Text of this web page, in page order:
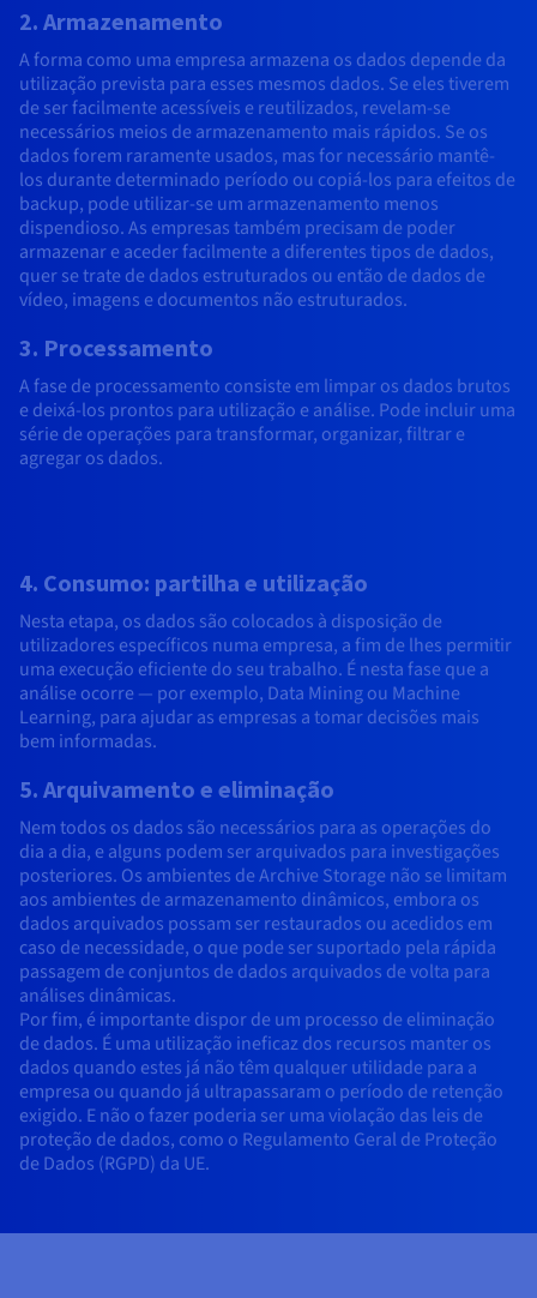
2. Armazenamento
A forma como uma empresa armazena os dados depende da
utilização prevista para esses mesmos dados. Se eles tiverem
de ser facilmente acessíveis e reutilizados, revelam-se
necessários meios de armazenamento mais rápidos. Se os
dados forem raramente usados, mas for necessário mantê-
los durante determinado período ou copiá-los para efeitos de
backup, pode utilizar-se um armazenamento menos
dispendioso. As empresas também precisam de poder
armazenar e aceder facilmente a diferentes tipos de dados,
quer se trate de dados estruturados ou então de dados de
vídeo, imagens e documentos não estruturados.
3. Processamento
A fase de processamento consiste em limpar os dados brutos
e deixá-los prontos para utilização e análise. Pode incluir uma
série de operações para transformar, organizar, filtrar e
agregar os dados.
4. Consumo: partilha e utilização
Nesta etapa, os dados são colocados à disposição de
utilizadores específicos numa empresa, a fim de lhes permitir
uma execução eficiente do seu trabalho. É nesta fase que a
análise ocorre — por exemplo, Data Mining ou Machine
Learning, para ajudar as empresas a tomar decisões mais
bem informadas.
5. Arquivamento e eliminação
Nem todos os dados são necessários para as operações do
dia a dia, e alguns podem ser arquivados para investigações
posteriores. Os ambientes de Archive Storage não se limitam
aos ambientes de armazenamento dinâmicos, embora os
dados arquivados possam ser restaurados ou acedidos em
caso de necessidade, o que pode ser suportado pela rápida
passagem de conjuntos de dados arquivados de volta para
análises dinâmicas.
Por fim, é importante dispor de um processo de eliminação
de dados. É uma utilização ineficaz dos recursos manter os
dados quando estes já não têm qualquer utilidade para a
empresa ou quando já ultrapassaram o período de retenção
exigido. E não o fazer poderia ser uma violação das leis de
proteção de dados, como o Regulamento Geral de Proteção
de Dados (RGPD) da UE.